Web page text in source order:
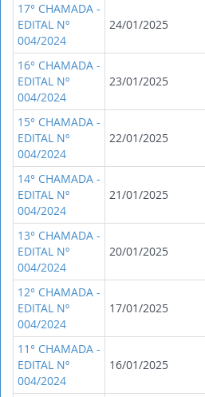
17° CHAMADA -
EDITAL Nº
004/2024
24/01/2025
16° CHAMADA -
EDITAL Nº
004/2024
23/01/2025
15° CHAMADA -
EDITAL Nº
004/2024
22/01/2025
14° CHAMADA -
EDITAL Nº
004/2024
21/01/2025
13° CHAMADA -
EDITAL Nº
004/2024
20/01/2025
12° CHAMADA -
EDITAL Nº
004/2024
17/01/2025
11° CHAMADA -
EDITAL Nº
004/2024
16/01/2025